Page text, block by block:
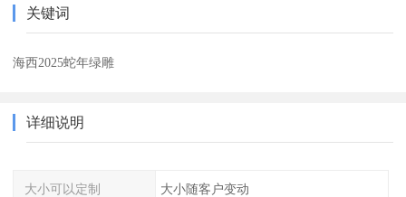
关键词
海西2025蛇年绿雕
详细说明
大小可以定制 大小随客户变动